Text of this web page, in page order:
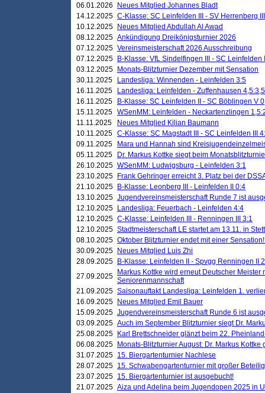
06.01.2026
Neues Mitglied Johannes Bladt
14.12.2025 C-Klasse: SC Leinfelden III - SV Herrenberg
10.12.2025
Neues Mitglied Abdullah Al Awad
08.12.2025 Ankündigung Dreikönigsturnier 2026
07.12.2025 Vereinsmeisterschaft 2026 Ausschreibung
07.12.2025
B-Klasse: VfL Sindelfingen III - SC Leinfelden
03.12.2025
Monats-Blitzturnier Dezember mit Sensation
30.11.2025
Landesliga: Winnenden - Leinfelden 3:5
16.11.2025
Landesliga: Leinfelden - Zuffenhausen 4,5:3,5
16.11.2025
B-Klasse: SC Leinfelden II - SC Böblingen V
15.11.2025 WSenMM: Leinfelden - Neckartenzlingen
11.11.2025
Neues Mitglied Kilian Baumann
10.11.2025 C-Klasse: SC Magstadt III - SC Leinfelden III
09.11.2025
Mara und Hannah sind
05.11.2025
Dr. Markus Kottke siegt beim
26.10.2025 WSenMM: Ludwigsburg - Leinfelden 3:1
23.10.2025
Frank Gehringer erreicht 3. Platz bei der
21.10.2025
B-Klasse: Leonberg III - Leinfelden II 0:4
13.10.2025 Jugendvereinsmeisterschaft Runde 7 ist
12.10.2025
Landesliga: Feuerbach - Leinfelden 4:4
12.10.2025 C-Klasse: Leinfelden III - Renningen III 3:1
12.10.2025 Stadtmeisterschaft LE startet am 13.11. in
08.10.2025 Oktober Blitzturnier endet mit einer
30.09.2025
Neues Mitglied Luis Zhi
28.09.2025
B-Klasse: Leinfelden II - Spvgg Renningen II
27.09.2025
Markus Kottke wird erneut Deutscher Meister
Seniorenmannschaft
21.09.2025 Saisonauftakt Landesliga: Leinfelden 1.
16.09.2025
Neues Mitglied Emil Bauer
15.09.2025 Jugendvereinsmeisterschaft Runde 6 ist
03.09.2025 Auch im September Blitzturnier siegt Dr.
25.08.2025
Karl Brettschneider glänzt beim 22.
06.08.2025
Monats-Blitzturnier August: Dr. Markus Kottke
31.07.2025 15. Biergartenturnier Nachlese
28.07.2025 15. Schwabengartenturnier mit großer
23.07.2025 15. Biergartenturnier ist ausgebucht!
21.07.2025 Aiza und Adelina beim Jugendopen 2025 in